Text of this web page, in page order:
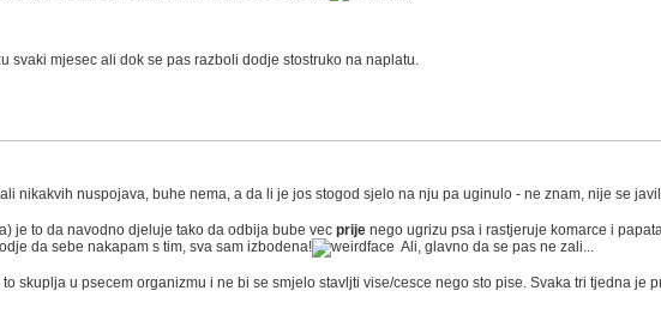
svaki mjesec ali dok se pas razboli dodje stostruko na naplatu.
nikakvih nuspojava, buhe nema, a da li je jos stogod sjelo na nju pa uginulo - ne znam, nije se
je to da navodno djeluje tako da odbija bube vec prije nego ugrizu psa i rastjeruje komarce i
da sebe nakapam s tim, sva sam izbodena!
Ali, glavno da se pas ne zali...
skuplja u psecem organizmu i ne bi se smjelo stavljti vise/cesce nego sto pise. Svaka tri tjedna je